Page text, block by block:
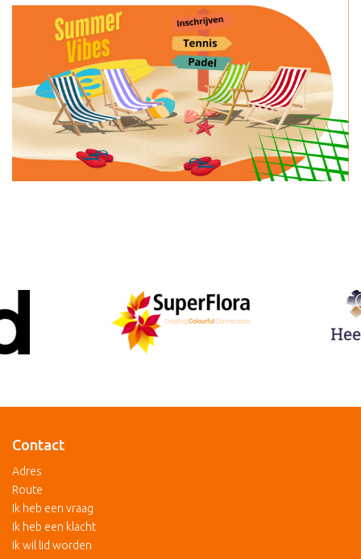
Contact
Adres
Route
Ik heb een vraag
Ik heb een klacht
Ik wil lid worden